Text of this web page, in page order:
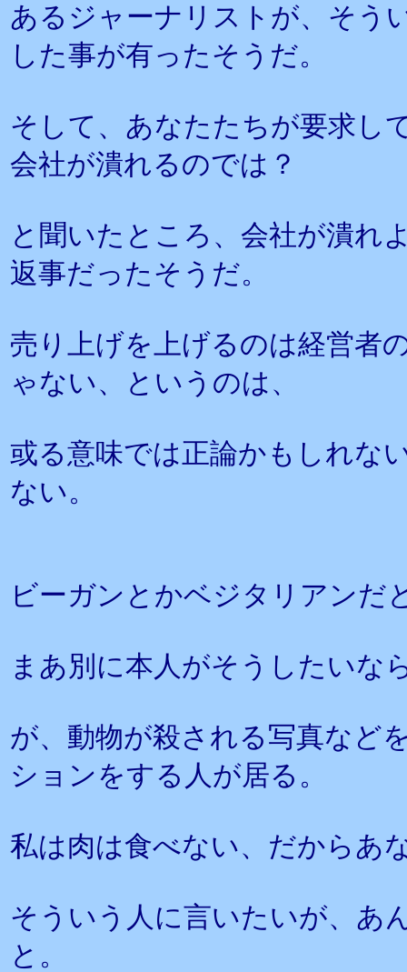
あるジャーナリストが、そう
した事が有ったそうだ。
そして、あなたたちが要求し
会社が潰れるのでは？
と聞いたところ、会社が潰れ
返事だったそうだ。
売り上げを上げるのは経営者
ゃない、というのは、
或る意味では正論かもしれな
ない。
ビーガンとかベジタリアンだ
まあ別に本人がそうしたいな
が、動物が殺される写真など
ションをする人が居る。
私は肉は食べない、だからあ
そういう人に言いたいが、あ
と。